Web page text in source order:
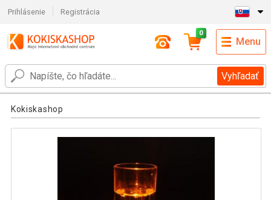
Prihlásenie Registrácia
Vyhľadať
0
Menu
Kokiskashop